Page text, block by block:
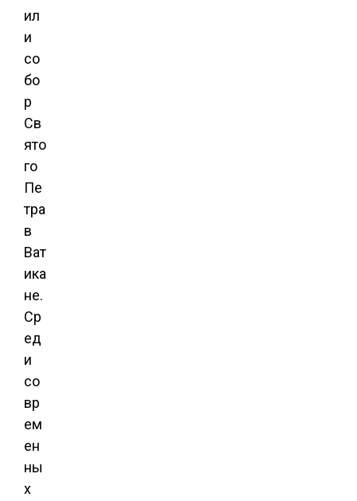
ил
и
со
бо
р
Св
ято
го
Пе
тра
в
Ват
ика
не.
Ср
ед
и
со
вр
ем
ен
ны
х